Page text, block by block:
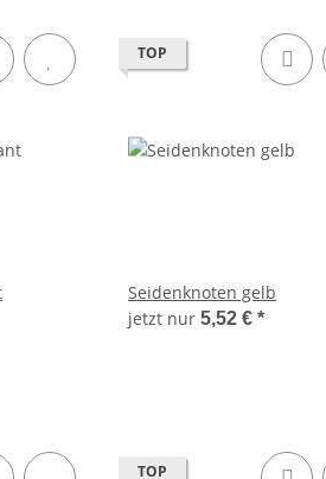
TOP
Seidenknoten gelb
jetzt nur 5,52 € *
TOP